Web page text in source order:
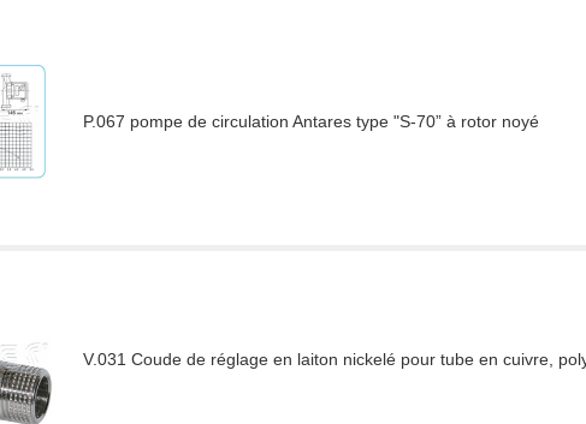
P.067 pompe de circulation Antares type "S-70” à rotor noyé
V.031 Coude de réglage en laiton nickelé pour tube en cuivre,